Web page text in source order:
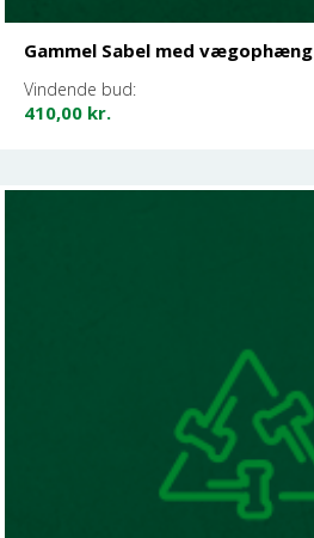
Gammel Sabel med vægophæng
Vindende bud:
410,00 kr.